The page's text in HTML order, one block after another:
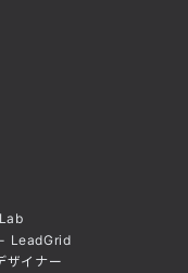
- LeadGrid
ザイナー